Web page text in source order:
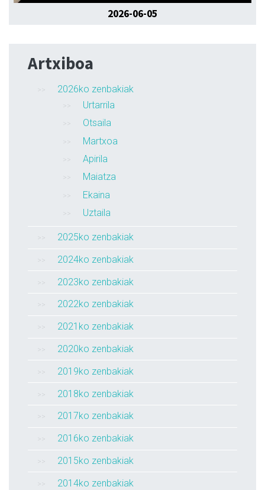
2026-06-05
Artxiboa
2026ko zenbakiak
Urtarrila
Otsaila
Martxoa
Apirila
Maiatza
Ekaina
Uztaila
2025ko zenbakiak
2024ko zenbakiak
2023ko zenbakiak
2022ko zenbakiak
2021ko zenbakiak
2020ko zenbakiak
2019ko zenbakiak
2018ko zenbakiak
2017ko zenbakiak
2016ko zenbakiak
2015ko zenbakiak
2014ko zenbakiak